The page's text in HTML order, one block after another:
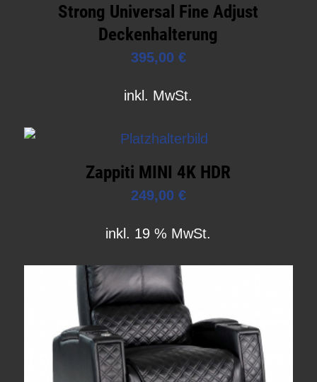
Strong Universal Fine Adjust
Deckenhalterung
395,00 €
inkl. MwSt.
Zappiti MINI 4K HDR
249,00 €
inkl. 19 % MwSt.